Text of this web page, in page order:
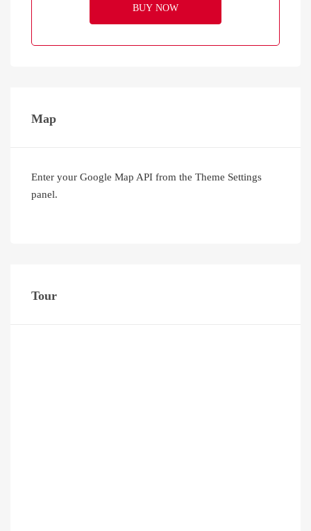
BUY NOW
Map
Enter your Google Map API from the Theme Settings
panel.
Tour